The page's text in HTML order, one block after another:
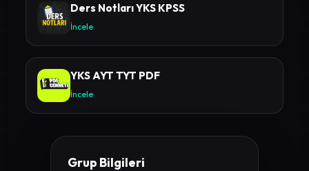
Ders Notları YKS KPSS
İncele
YKS AYT TYT PDF
İncele
Grup Bilgileri